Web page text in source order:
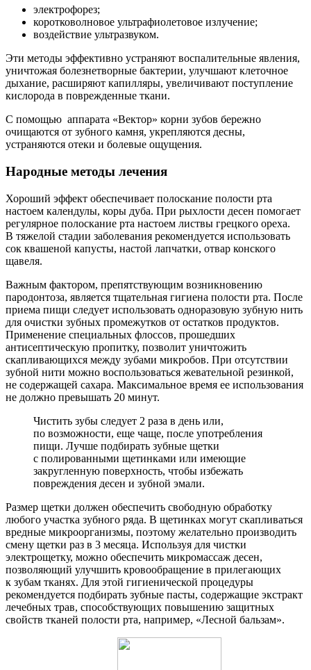
электрофорез;
коротковолновое ультрафиолетовое излучение;
воздействие ультразвуком.
Эти методы эффективно устраняют воспалительные явления,
уничтожая болезнетворные бактерии, улучшают клеточное
дыхание, расширяют капилляры, увеличивают поступление
кислорода в поврежденные ткани.
С помощью аппарата «Вектор» корни зубов бережно
очищаются от зубного камня, укрепляются десны,
устраняются отеки и болевые ощущения.
Народные методы лечения
Хороший эффект обеспечивает полоскание полости рта
настоем календулы, коры дуба. При рыхлости десен помогает
регулярное полоскание рта настоем листвы грецкого ореха.
В тяжелой стадии заболевания рекомендуется использовать
сок квашеной капусты, настой лапчатки, отвар конского
щавеля.
Важным фактором, препятствующим возникновению
пародонтоза, является тщательная гигиена полости рта. После
приема пищи следует использовать одноразовую зубную нить
для очистки зубных промежутков от остатков продуктов.
Применение специальных флоссов, прошедших
антисептическую пропитку, позволит уничтожить
скапливающихся между зубами микробов. При отсутствии
зубной нити можно воспользоваться жевательной резинкой,
не содержащей сахара. Максимальное время ее использования
не должно превышать 20 минут.
Чистить зубы следует 2 раза в день или,
по возможности, еще чаще, после употребления
пищи. Лучше подбирать зубные щетки
с полированными щетинками или имеющие
закругленную поверхность, чтобы избежать
повреждения десен и зубной эмали.
Размер щетки должен обеспечить свободную обработку
любого участка зубного ряда. В щетинках могут скапливаться
вредные микроорганизмы, поэтому желательно производить
смену щетки раз в 3 месяца. Используя для чистки
электрощетку, можно обеспечить микромассаж десен,
позволяющий улучшить кровообращение в прилегающих
к зубам тканях. Для этой гигиенической процедуры
рекомендуется подбирать зубные пасты, содержащие экстракт
лечебных трав, способствующих повышению защитных
свойств тканей полости рта, например, «Лесной бальзам».